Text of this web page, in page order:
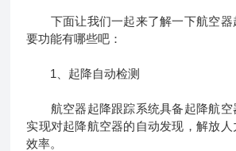
下面让我们一起来了解一下航空器
要功能有哪些吧：
1、起降自动检测
航空器起降跟踪系统具备起降航空
实现对起降航空器的自动发现，解放
效率。